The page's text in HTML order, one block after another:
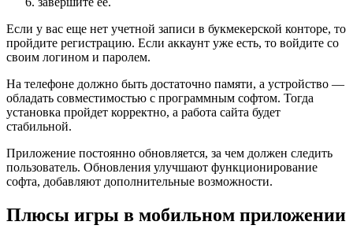
Если у вас еще нет учетной записи в букмекерской конторе, то
пройдите регистрацию. Если аккаунт уже есть, то войдите со
своим логином и паролем.
На телефоне должно быть достаточно памяти, а устройство —
обладать совместимостью с программным софтом. Тогда
установка пройдет корректно, а работа сайта будет
стабильной.
Приложение постоянно обновляется, за чем должен следить
пользователь. Обновления улучшают функционирование
софта, добавляют дополнительные возможности.
Плюсы игры в мобильном приложении